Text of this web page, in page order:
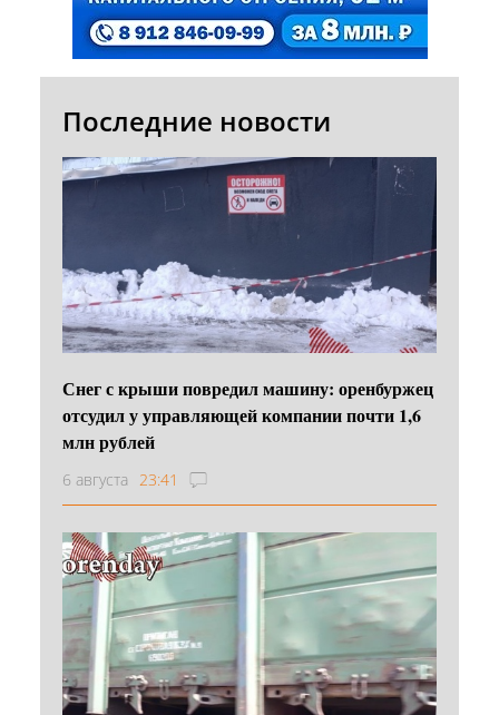
Последние новости
Снег с крыши повредил машину: оренбуржец
отсудил у управляющей компании почти 1,6
млн рублей
6 августа 23:41